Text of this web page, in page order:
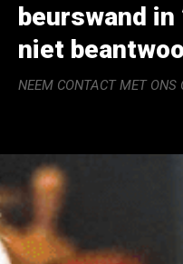
beurswand in
niet
NEEM CONTACT MET ONS